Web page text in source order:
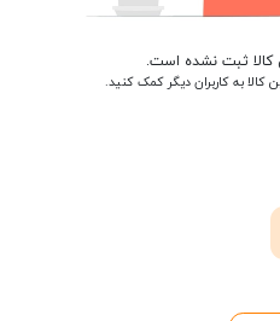
کالا ثبت نشده است.
کالا به کاربران دیگر کمک کنید.